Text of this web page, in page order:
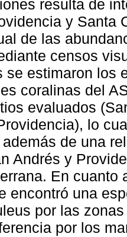
resulta de
y Santa
de las
censos
se estimaron los
coralinas del
evaluados
lo
de una
Andrés y
En cuanto
encontró una
por las
por los